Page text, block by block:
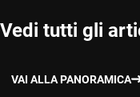
Vedi tutti gli
VAI ALLA PANORAMICA